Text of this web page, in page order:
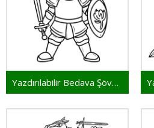
Yazdırılabilir Bedava Şövalye